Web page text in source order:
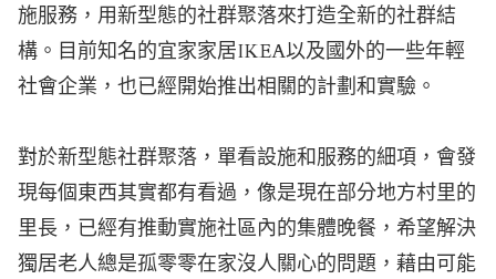
施服務，用新型態的社群聚落來打造全新的社群結
構。目前知名的宜家家居IKEA以及國外的一些年輕
社會企業，也已經開始推出相關的計劃和實驗。
對於新型態社群聚落，單看設施和服務的細項，會發
現每個東西其實都有看過，像是現在部分地方村里的
里長，已經有推動實施社區內的集體晚餐，希望解決
獨居老人總是孤零零在家沒人關心的問題，藉由可能